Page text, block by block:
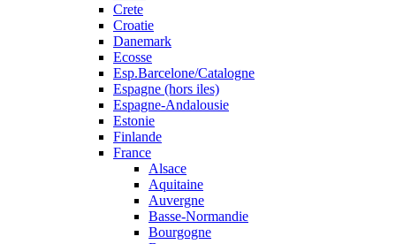
Crete
Croatie
Danemark
Ecosse
Esp.Barcelone/Catalogne
Espagne (hors iles)
Espagne-Andalousie
Estonie
Finlande
France
Alsace
Aquitaine
Auvergne
Basse-Normandie
Bourgogne